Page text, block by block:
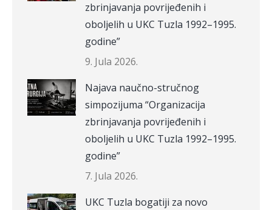
zbrinjavanja povrijeđenih i
oboljelih u UKC Tuzla 1992–1995.
godine”
9. Jula 2026.
Najava naučno-stručnog
simpozijuma “Organizacija
zbrinjavanja povrijeđenih i
oboljelih u UKC Tuzla 1992–1995.
godine”
7. Jula 2026.
UKC Tuzla bogatiji za novo